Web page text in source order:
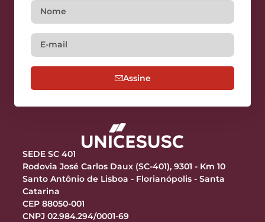
Assine
SEDE SC 401
Rodovia José Carlos Daux (SC-401), 9301 - Km 10
Santo Antônio de Lisboa - Florianópolis - Santa
Catarina
CEP 88050-001
CNPJ 02.984.294/0001-69